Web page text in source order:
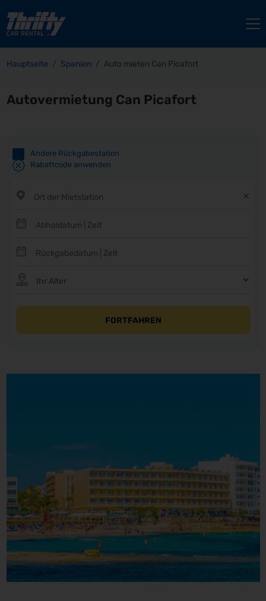
Hauptseite Spanien Auto mieten Can Picafort
Autovermietung Can Picafort
Andere Rückgabestation
Rabattcode anwenden
FORTFAHREN